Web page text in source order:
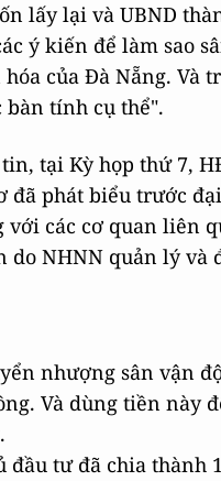
lấy lại và UBND
ý kiến để làm sao
của Đà Nẵng. Và
tính cụ thể".
tại Kỳ họp thứ 7,
đã phát biểu trước
các cơ quan liên
do NHNN quản lý
nhượng sân vận
Và dùng tiền này
tư đã chia thành